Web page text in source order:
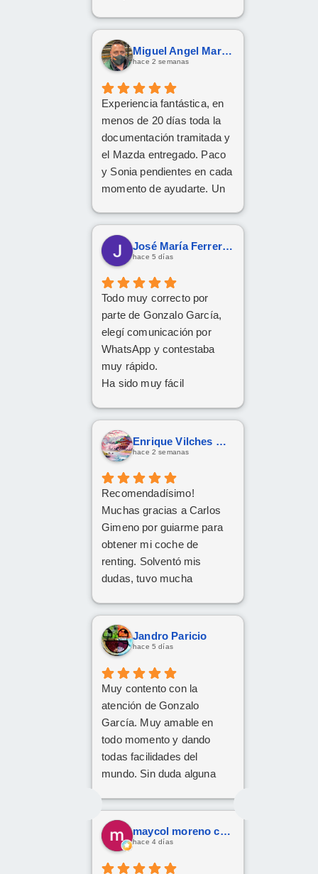
nuestras consultas y nos
mantuvo constantemente
informados.
nuevo coche.
Miguel Angel Martín González
hace 2 semanas
Experiencia fantástica, en
menos de 20 días toda la
documentación tramitada y
el Mazda entregado. Paco
y Sonia pendientes en cada
momento de ayudarte. Un
José María Ferreras Prieto
hace 5 días
Todo muy correcto por
parte de Gonzalo García,
elegí comunicación por
WhatsApp y contestaba
muy rápido.
Ha sido muy fácil
Enrique Vilches García
hace 2 semanas
Recomendadísimo!
Muchas gracias a Carlos
Gimeno por guiarme para
obtener mi coche de
renting. Solventó mis
dudas, tuvo mucha
encantado. Gracias Carlos!
Jandro Paricio
hace 5 días
Muy contento con la
atención de Gonzalo
García. Muy amable en
todo momento y dando
todas facilidades del
mundo. Sin duda alguna
maycol moreno cuervo
hace 4 días